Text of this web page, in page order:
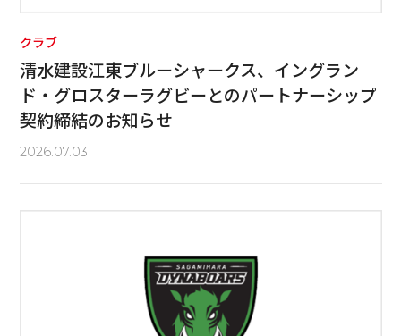
クラブ
清水建設江東ブルーシャークス、イングラン
ド・グロスターラグビーとのパートナーシップ
契約締結のお知らせ
2026.07.03